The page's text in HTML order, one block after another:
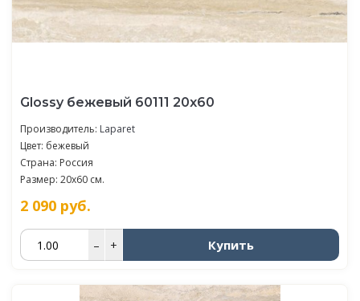
Glossy бежевый 60111 20х60
Производитель: Laparet
Цвет: бежевый
Страна: Россия
Размер: 20x60 см.
2 090 руб.
– + Купить